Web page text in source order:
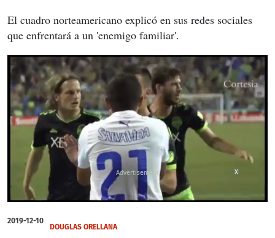
El cuadro norteamericano explicó en sus redes sociales
que enfrentará a un 'enemigo familiar'.
seconds
of
X
2019-12-10
DOUGLAS ORELLANA